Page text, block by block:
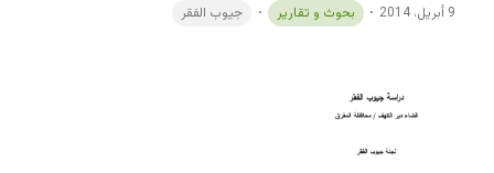
9 أبريل، 2014 بحوث و تقارير جيوب الفقر